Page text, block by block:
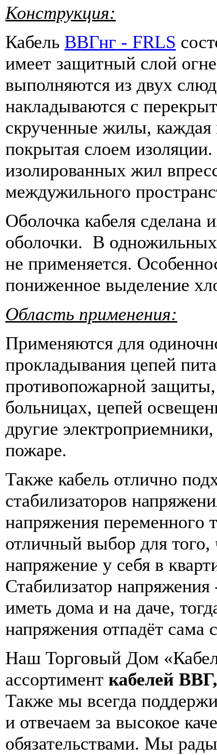
Конструкция:
Кабель ВВГнг - FRLS
имеет защитный слой
выполняются из двух
накладываются с
скрученные жилы, каждая
покрытая слоем
изолированных жил
междужильного
Оболочка кабеля сделана
оболочки. В одножильных
не применяется.
пониженное выделение
Область применения:
Применяются для
прокладывания цепей
противопожарной
больницах, цепей
другие
пожаре.
Также кабель отлично
стабилизаторов
нaпpяжeния пepeмeннoгo
отличный выбор для того,
напряжение у себя в
Стабилизатор
иметь дома и на даче,
напряжения отпадёт сама
Наш Торговый Дом
ассортимент кабелей
Также мы всегда
и отвечаем за высокое
обязательствами. Мы